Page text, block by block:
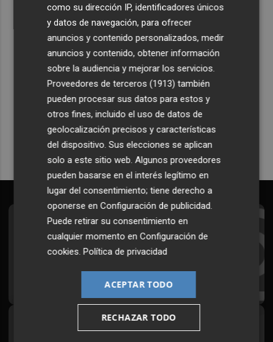
Recibe toda la actualidad de
Plaza Podcast en tu correo
Quiero suscribirme
Suscríbete al Boletín
Todos los días a primera hora en tu email
Síguenos en redes
como su dirección IP, identificadores únicos
y datos de navegación, para ofrecer
anuncios y contenido personalizados, medir
anuncios y contenido, obtener información
sobre la audiencia y mejorar los servicios.
Proveedores de terceros (1913) también
pueden procesar sus datos para estos y
otros fines, incluido el uso de datos de
geolocalización precisos y características
del dispositivo. Sus elecciones se aplican
solo a este sitio web. Algunos proveedores
pueden basarse en el interés legítimo en
lugar del consentimiento; tiene derecho a
oponerse enConfiguración de publicidad.
Puede retirar su consentimiento en
cualquier momento enConfiguración de
cookies.Política de privacidad
ACEPTAR TODO
RECHAZAR TODO